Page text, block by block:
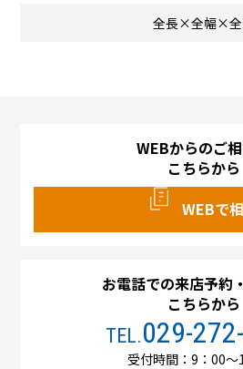
全長×全幅×
WEBからのご
こちらから
WEBで
お電話での来店予約
こちらから
TEL.029-
受付時間：9：00～